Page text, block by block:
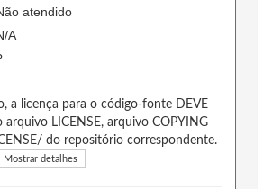
atendido
A
a licença para o código-fonte DEVE
arquivo LICENSE, arquivo COPYING
do repositório correspondente.
Mostrar detalhes